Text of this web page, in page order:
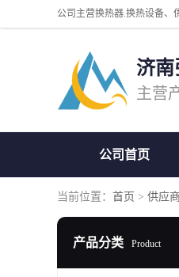
济南
公司首页
当前位置： 首页 > 供应
产品分类 Product